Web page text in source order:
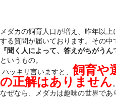
メダカの飼育人口が増え、昨年以
する質問が届いております。その中
『聞く人によって、答えがちがう
というもの。
ハッキリ言いますと、 飼育や
の正解はありません。
なぜなら、メダカは趣味の世界であ